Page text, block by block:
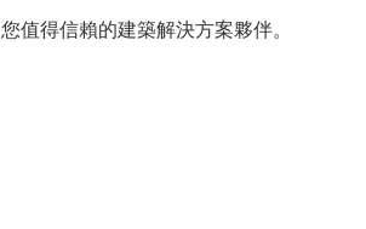
值得信賴的建築解決方案夥伴。